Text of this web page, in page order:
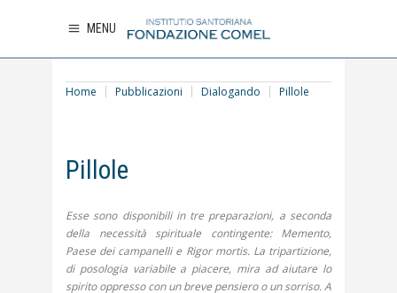
MENU
Home Pubblicazioni Dialogando Pillole
Pillole
Esse sono disponibili in tre preparazioni, a seconda
della necessità spirituale contingente: Memento,
Paese dei campanelli e Rigor mortis. La tripartizione,
di posologia variabile a piacere, mira ad aiutare lo
spirito oppresso con un breve pensiero o un sorriso. A